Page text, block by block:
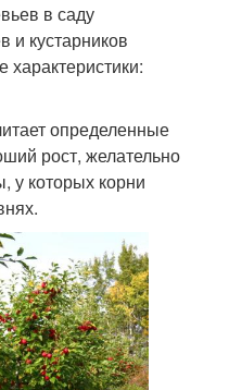
в саду
и кустарников
определенные
рост, желательно
у которых корни